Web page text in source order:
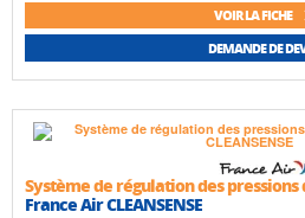
VOIR LA FICHE
DEMANDE DE
Système de régulation des pressions
France Air CLEANSENSE